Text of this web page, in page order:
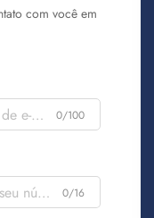
com você em
0/100
0/16